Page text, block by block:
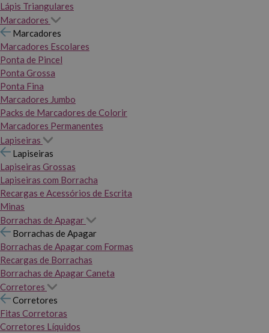
Lápis Triangulares
Marcadores
Marcadores
Marcadores Escolares
Ponta de Pincel
Ponta Grossa
Ponta Fina
Marcadores Jumbo
Packs de Marcadores de Colorir
Marcadores Permanentes
Lapiseiras
Lapiseiras
Lapiseiras Grossas
Lapiseiras com Borracha
Recargas e Acessórios de Escrita
Minas
Borrachas de Apagar
Borrachas de Apagar
Borrachas de Apagar com Formas
Recargas de Borrachas
Borrachas de Apagar Caneta
Corretores
Corretores
Fitas Corretoras
Corretores Líquidos